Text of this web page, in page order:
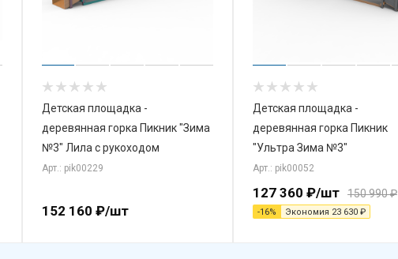
Детская площадка -
деревянная горка Пикник "Зима
№3" Лила с рукоходом
Арт.: pik00229
152 160 ₽/шт
Детская площадка -
деревянная горка Пикник
"Ультра Зима №3"
Арт.: pik00052
127 360 ₽/шт 150 990₽
-16% Экономия 23 630 ₽